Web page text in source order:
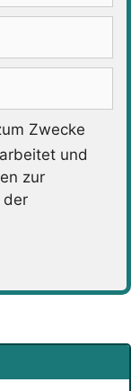
Zwecke
und
zur
der